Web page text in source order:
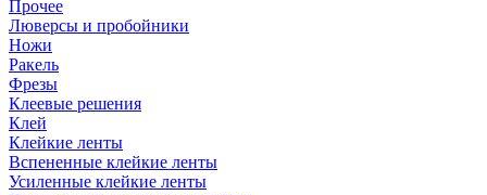
Прочее
Люверсы и пробойники
Ножи
Ракель
Фрезы
Клеевые решения
Клей
Клейкие ленты
Вспененные клейкие ленты
Усиленные клейкие ленты